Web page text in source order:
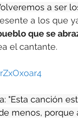
a ser
a los que
que se
el cantante.
"Esta canción
menos,